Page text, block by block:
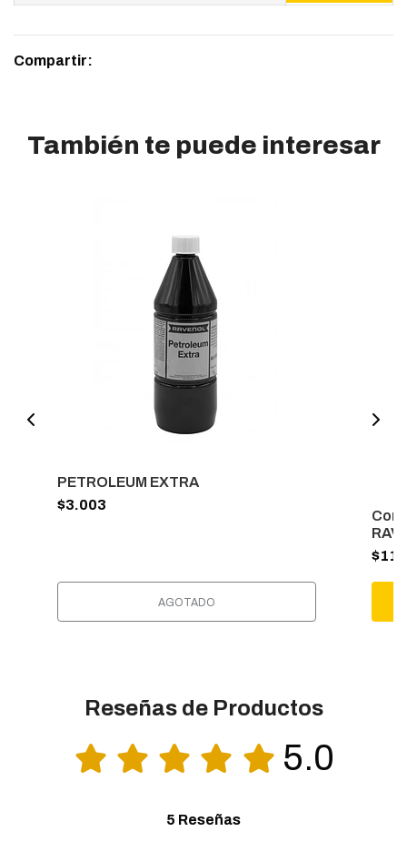
Compartir:
También te puede interesar
PETROLEUM EXTRA
$3.003
AGOTADO
Reseñas de Productos
5.0
5 Reseñas